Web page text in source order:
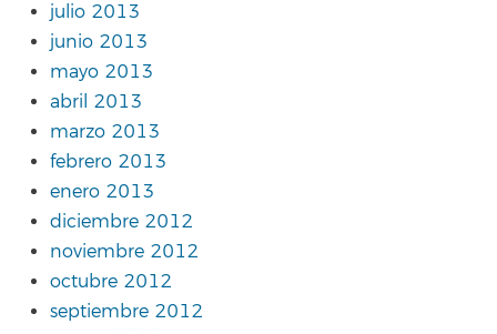
julio 2013
junio 2013
mayo 2013
abril 2013
marzo 2013
febrero 2013
enero 2013
diciembre 2012
noviembre 2012
octubre 2012
septiembre 2012